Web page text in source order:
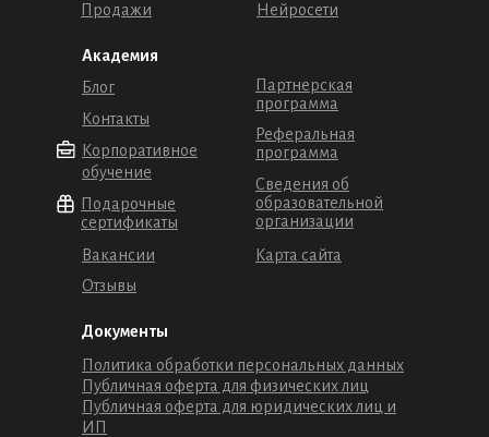
Продажи
Документы
Подарочные
сертификаты
Блог
Контакты
Академия
Корпоративное
обучение
Партнерская
программа
Реферальная
программа
Сведения об
образовательной
организации
Политика обработки персональных данных
Публичная оферта для физических лиц
Публичная оферта для юридических лиц и
ИП
Вакансии
Нейросети
Карта сайта
Отзывы